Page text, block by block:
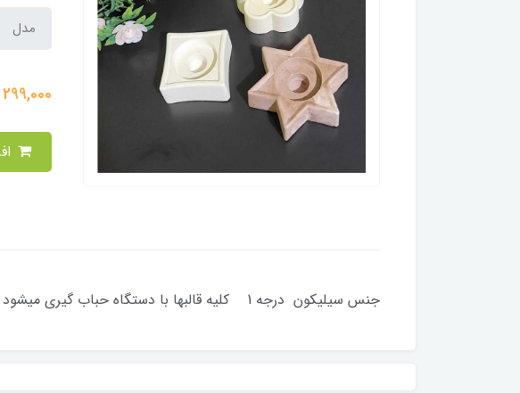
مدل
299,000
جنس سیلیکون درجه 1 کلیه قالبها با دستگاه حباب گیری میشود زمان آماده سازی 2 روز کاری قطر تقریبی 7 سانت